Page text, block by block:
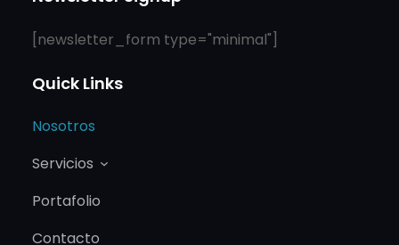
[newsletter_form type="minimal"]
Quick Links
Nosotros
Servicios
Portafolio
Contacto